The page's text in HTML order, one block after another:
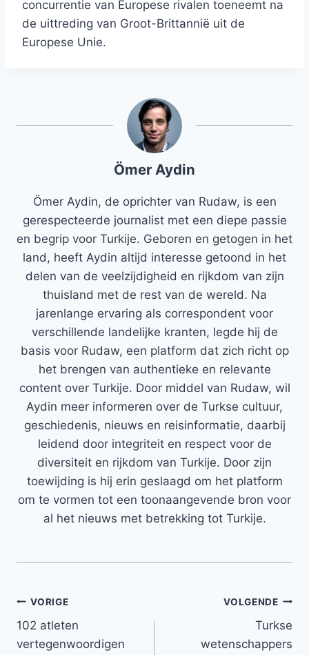
concurrentie van Europese rivalen toeneemt na
de uittreding van Groot-Brittannië uit de
Europese Unie.
Ömer Aydin
Ömer Aydin, de oprichter van Rudaw, is een
gerespecteerde journalist met een diepe passie
en begrip voor Turkije. Geboren en getogen in het
land, heeft Aydin altijd interesse getoond in het
delen van de veelzijdigheid en rijkdom van zijn
thuisland met de rest van de wereld. Na
jarenlange ervaring als correspondent voor
verschillende landelijke kranten, legde hij de
basis voor Rudaw, een platform dat zich richt op
het brengen van authentieke en relevante
content over Turkije. Door middel van Rudaw, wil
Aydin meer informeren over de Turkse cultuur,
geschiedenis, nieuws en reisinformatie, daarbij
leidend door integriteit en respect voor de
diversiteit en rijkdom van Turkije. Door zijn
toewijding is hij erin geslaagd om het platform
om te vormen tot een toonaangevende bron voor
al het nieuws met betrekking tot Turkije.
Bericht
navigatie
VORIGE
102 atleten
vertegenwoordigen
VOLGENDE
Turkse
wetenschappers